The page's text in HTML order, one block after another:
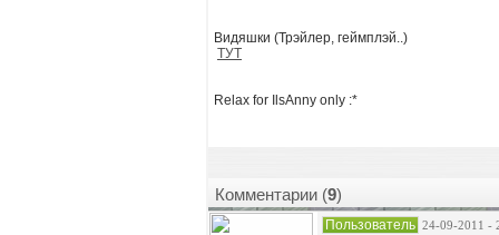
Видяшки (Трэйлер, геймплэй..)
ТУТ
Relax for IlsAnny only :*
Комментарии (9)
Пользователь 24-09-2011 -